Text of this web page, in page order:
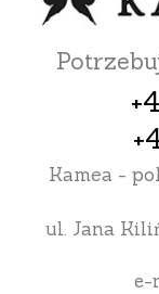
Kamea -
ul. Jana
e-